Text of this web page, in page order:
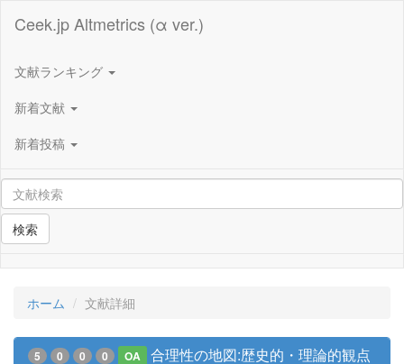
Ceek.jp Altmetrics (α ver.)
文献ランキング
新着文献
新着投稿
検索
ホーム 文献詳細
5 0 0 0 OA
合理性の地図:歴史的・理論的観点